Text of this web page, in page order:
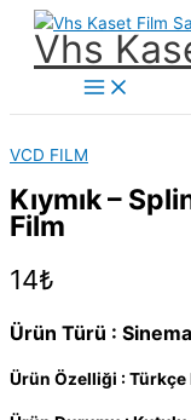
İçeriğe
Vhs
Main
Menu
VCD FILM
Kıymık –
Film
14₺
Ürün Türü :
Ürün Özelliği : Türkçe